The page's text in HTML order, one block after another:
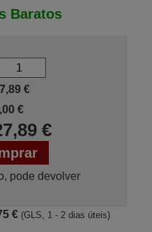
Baratos
€
€
€
pode devolver
€ (GLS, 1 - 2 dias úteis)